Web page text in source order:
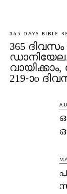
365 DAYS BIBLE
365 ദിവസം
വായിക്കാം,
219-ാo